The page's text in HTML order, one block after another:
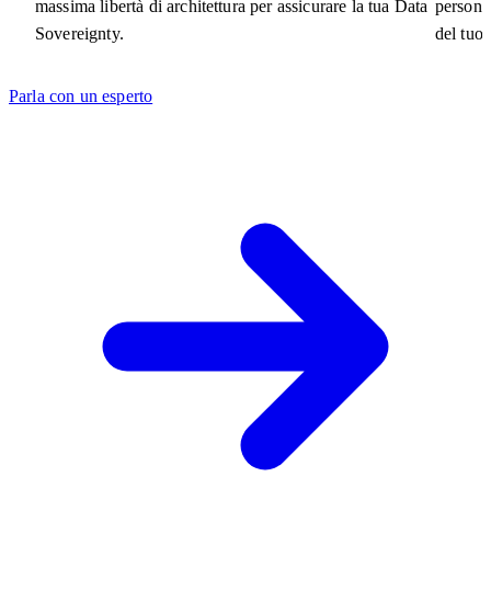
massima libertà di architettura per assicurare la tua Data
Sovereignty.
del tuo
Parla con un esperto